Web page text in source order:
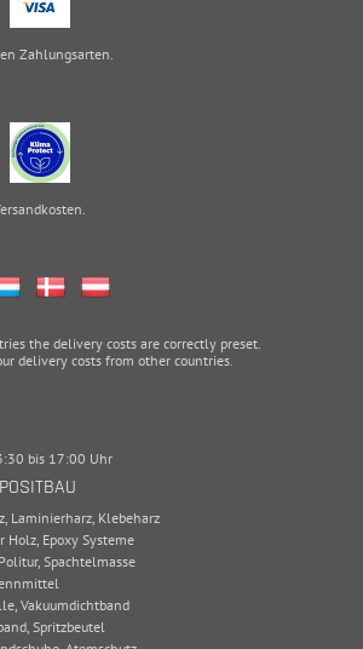
Zahlungsarten
the delivery costs are correctly preset.
delivery costs from other countries.
bis 17:00 Uhr
Laminierharz Klebeharz
Holz Epoxy Systeme
Politur, Spachtelmasse
Vakuumdichtband
Spritzbeutel